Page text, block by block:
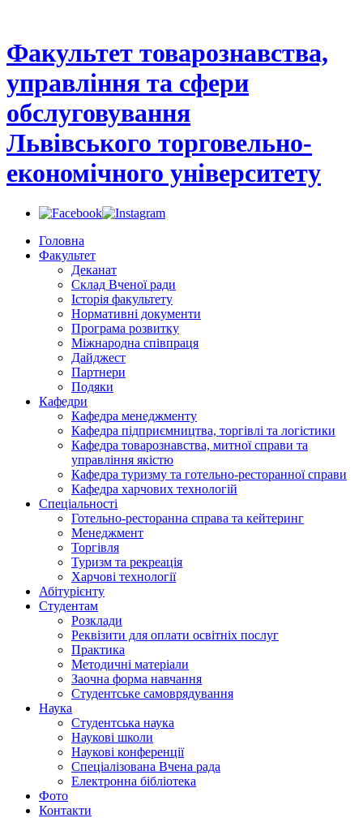
Факультет товарознавства,
управління та сфери
обслуговування
Львівського торговельно-
економічного університету
Головна
Факультет
Деканат
Склад Вченої ради
Історія факультету
Нормативні документи
Програма розвитку
Міжнародна співпраця
Дайджест
Партнери
Подяки
Кафедри
Кафедра менеджменту
Кафедра підприємництва, торгівлі та логістики
Кафедра товарознавства, митної справи та
управління якістю
Кафедра туризму та готельно-ресторанної справи
Кафедра харчових технологій
Спеціальності
Готельно-ресторанна справа та кейтеринг
Менеджмент
Торгівля
Туризм та рекреація
Харчові технології
Абітурієнту
Студентам
Розклади
Реквізити для оплати освітніх послуг
Практика
Методичні матеріали
Заочна форма навчання
Студентське самоврядування
Наука
Студентська наука
Наукові школи
Наукові конференції
Спеціалізована Вчена рада
Електронна бібліотека
Фото
Контакти